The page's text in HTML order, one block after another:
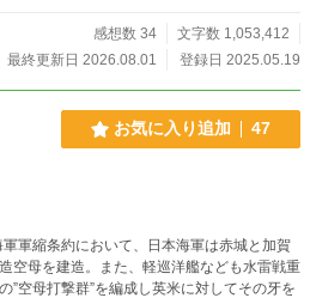
感想数 34
文字数 1,053,412
最終更新日 2026.08.01
登録日 2025.05.19
お気に入り追加 47
軍縮条約において、日本海軍は赤城と加賀
空母を建造。また、軽巡洋艦なども水雷戦重
”空母打撃群”を編成し英米に対してその牙を